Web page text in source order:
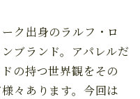
ク出身のラルフ・ロ
ブランド。アパレルだ
の持つ世界観をその
々あります。今回は